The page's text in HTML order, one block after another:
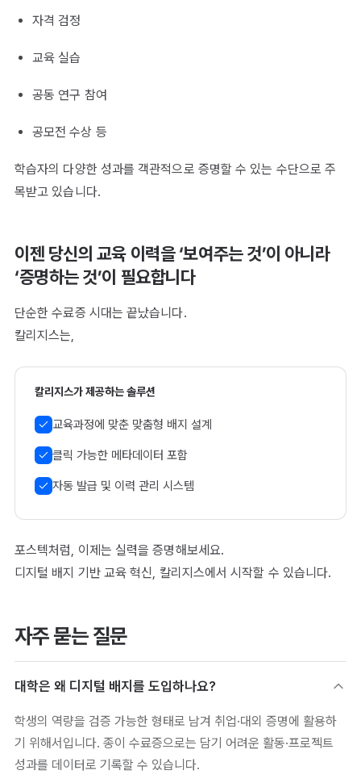
자격 검정
교육 실습
공동 연구 참여
공모전 수상 등
학습자의 다양한 성과를 객관적으로 증명할 수 있는 수단으로 주
목받고 있습니다.
이젠 당신의 교육 이력을 ‘보여주는 것’이 아니라
‘증명하는 것’이 필요합니다
단순한 수료증 시대는 끝났습니다.
칼리지스는,
칼리지스가 제공하는 솔루션
교육과정에 맞춘 맞춤형 배지 설계
클릭 가능한 메타데이터 포함
자동 발급 및 이력 관리 시스템
포스텍처럼, 이제는 실력을 증명해보세요.
디지털 배지 기반 교육 혁신, 칼리지스에서 시작할 수 있습니다.
자주 묻는 질문
대학은 왜 디지털 배지를 도입하나요?
학생의 역량을 검증 가능한 형태로 남겨 취업·대외 증명에 활용하
기 위해서입니다. 종이 수료증으로는 담기 어려운 활동·프로젝트
성과를 데이터로 기록할 수 있습니다.